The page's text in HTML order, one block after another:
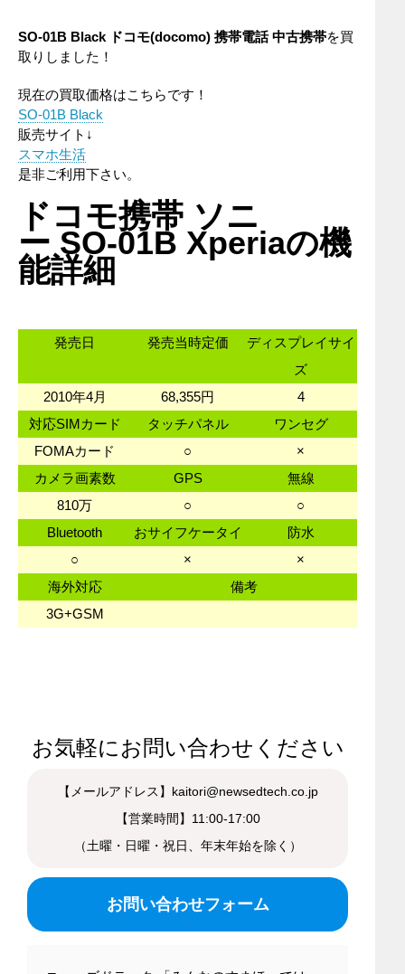
SO-01B Black ドコモ(docomo) 携帯電話 中古携帯を買
取りしました！
現在の買取価格はこちらです！
SO-01B Black
販売サイト↓
スマホ生活
是非ご利用下さい。
ドコモ携帯 ソニ
ー SO-01B Xperiaの機
能詳細
発売日 発売当時定価
ディスプレイサイ
ズ
2010年4月
68,355円
4
対応SIMカード
タッチパネル
ワンセグ
FOMAカード
○
×
カメラ画素数
GPS
無線
810万
○
○
Bluetooth
おサイフケータイ
防水
○
×
×
海外対応
備考
3G+GSM
お気軽にお問い合わせください
【メールアドレス】kaitori@newsedtech.co.jp
【営業時間】11:00-17:00
（土曜・日曜・祝日、年末年始を除く）
お問い合わせフォーム